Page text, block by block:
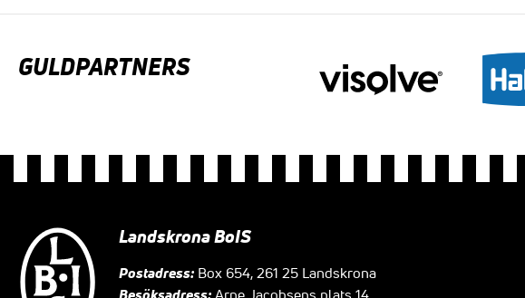
GULDPARTNERS
Landskrona BoIS
Postadress:Box 654, 261 25 Landskrona